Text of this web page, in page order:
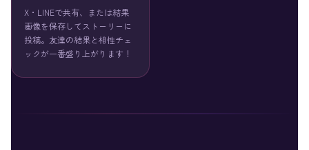
X・LINEで共有、または結果
画像を保存してストーリーに
投稿。友達の結果と相性チェ
ックが一番盛り上がります！